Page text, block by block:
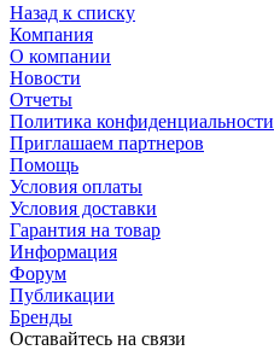
Назад к списку
Компания
О компании
Новости
Отчеты
Политика конфиденциальности
Приглашаем партнеров
Помощь
Условия оплаты
Условия доставки
Гарантия на товар
Информация
Форум
Публикации
Бренды
Оставайтесь на связи